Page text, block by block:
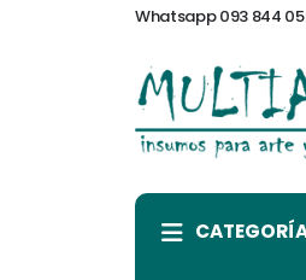
Whatsapp 093 844